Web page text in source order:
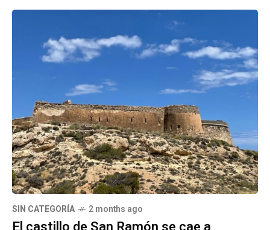
SIN CATEGORÍA 2 months ago